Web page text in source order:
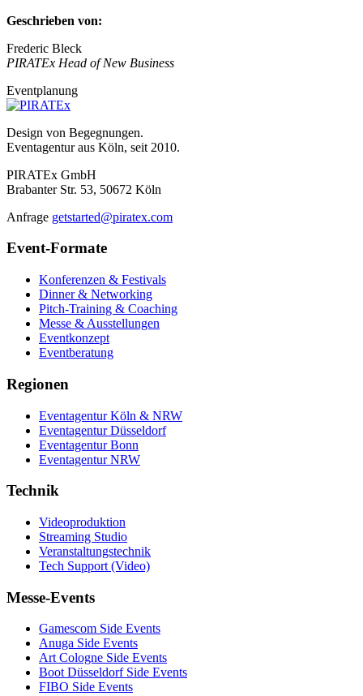
Geschrieben von:
Frederic Bleck
PIRATEx Head of New Business
Eventplanung
Design von Begegnungen.
Eventagentur aus Köln, seit 2010.
PIRATEx GmbH
Brabanter Str. 53, 50672 Köln
Anfrage getstarted@piratex.com
Event-Formate
Konferenzen & Festivals
Dinner & Networking
Pitch-Training & Coaching
Messe & Ausstellungen
Eventkonzept
Eventberatung
Regionen
Eventagentur Köln & NRW
Eventagentur Düsseldorf
Eventagentur Bonn
Eventagentur NRW
Technik
Videoproduktion
Streaming Studio
Veranstaltungstechnik
Tech Support (Video)
Messe-Events
Gamescom Side Events
Anuga Side Events
Art Cologne Side Events
Boot Düsseldorf Side Events
FIBO Side Events